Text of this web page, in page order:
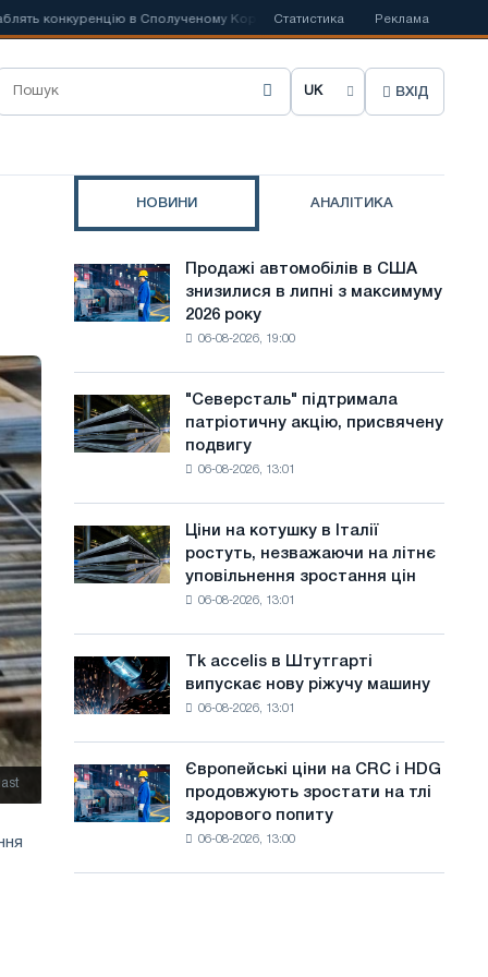
конкуренцію в Сполученому Королівстві 📰Заборона хуситів на
Статистика Реклама
О
р
и
в
у
с
а
й
т
ВХІД
НОВИНИ АНАЛІТИКА
Продажі
автомобілів
в
липні
з
року
Продажі автомобілів в США
знизилися в липні з максимуму
2026 року
06-08-2026, 19:00
"Северсталь"
підтримала
патріотичну
радянської
авіації
Великої
Вітчизняної
війни
"Северсталь" підтримала
патріотичну акцію, присвячену
подвигу
06-08-2026, 13:01
Ціни
на
котушку
незважаючи
на
уповільнення
зростання
цін
Ціни на котушку в Італії
ростуть, незважаючи на літнє
уповільнення зростання цін
06-08-2026, 13:01
Tk
accelis
в
нову
ріжучу
Tk accelis в Штутгарті
випускає нову ріжучу машину
06-08-2026, 13:01
Європейські
ціни
на
Європейські ціни на CRC і HDG
продовжують зростати на тлі
здорового попиту
06-08-2026, 13:00